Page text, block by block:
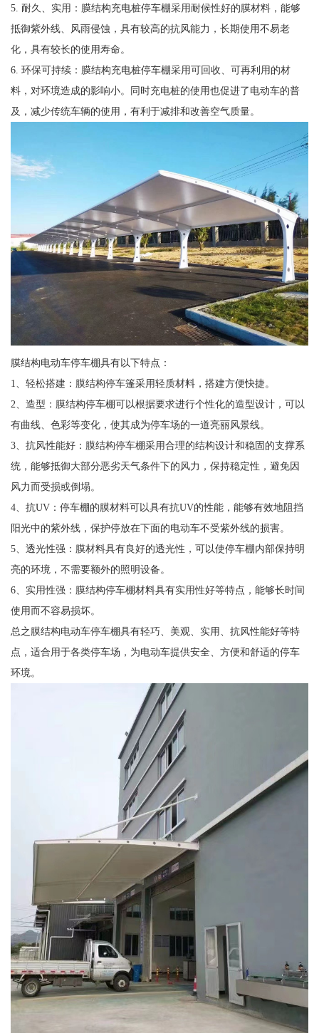
5. 耐久、实用：膜结构充电桩停车棚采用耐候性好的膜材料，能够
抵御紫外线、风雨侵蚀，具有较高的抗风能力，长期使用不易老
化，具有较长的使用寿命。
6. 环保可持续：膜结构充电桩停车棚采用可回收、可再利用的材
料，对环境造成的影响小。同时充电桩的使用也促进了电动车的普
及，减少传统车辆的使用，有利于减排和改善空气质量。
膜结构电动车停车棚具有以下特点：
1、轻松搭建：膜结构停车篷采用轻质材料，搭建方便快捷。
2、造型：膜结构停车棚可以根据要求进行个性化的造型设计，可以
有曲线、色彩等变化，使其成为停车场的一道亮丽风景线。
3、抗风性能好：膜结构停车棚采用合理的结构设计和稳固的支撑系
统，能够抵御大部分恶劣天气条件下的风力，保持稳定性，避免因
风力而受损或倒塌。
4、抗UV：停车棚的膜材料可以具有抗UV的性能，能够有效地阻挡
阳光中的紫外线，保护停放在下面的电动车不受紫外线的损害。
5、透光性强：膜材料具有良好的透光性，可以使停车棚内部保持明
亮的环境，不需要额外的照明设备。
6、实用性强：膜结构停车棚材料具有实用性好等特点，能够长时间
使用而不容易损坏。
总之膜结构电动车停车棚具有轻巧、美观、实用、抗风性能好等特
点，适合用于各类停车场，为电动车提供安全、方便和舒适的停车
环境。